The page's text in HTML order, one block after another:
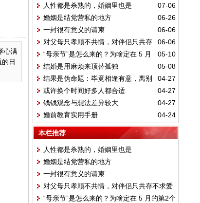
心满
日
07-06
人性都是杀熟的，婚姻里也是
06-26
婚姻是结党营私的地方
06-06
一封很有意义的请柬
06-06
对父母只孝顺不共情，对伴侣只共存
不求爱
05-10
“母亲节”是怎么来的？为啥定在 5 月
的第2个星期日？
05-08
结婚是用麻烦来顶替孤独
04-27
结果是伪命题：毕竟相逢有意，离别
亦是
04-27
或许换个时间好多人都合适
04-27
钱钱观念与想法差异较大
04-24
婚前教育实用手册
本栏推荐
人性都是杀熟的，婚姻里也是
婚姻是结党营私的地方
一封很有意义的请柬
对父母只孝顺不共情，对伴侣只共存不求爱
“母亲节”是怎么来的？为啥定在 5 月的第2个